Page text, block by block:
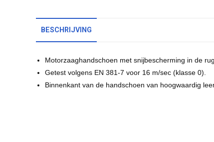
BESCHRIJVING
Motorzaaghandschoen met snijbescherming in de
Getest volgens EN 381-7 voor 16 m/sec (klasse 0).
Binnenkant van de handschoen van hoogwaardig